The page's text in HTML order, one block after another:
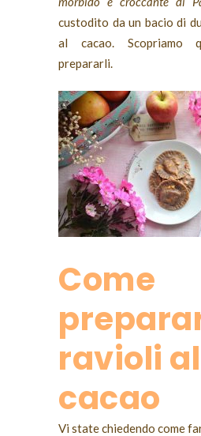
custodito da un bacio di
al cacao. Scopriamo
prepararli.
Come
ravioli al
cacao
Vi state chiedendo come